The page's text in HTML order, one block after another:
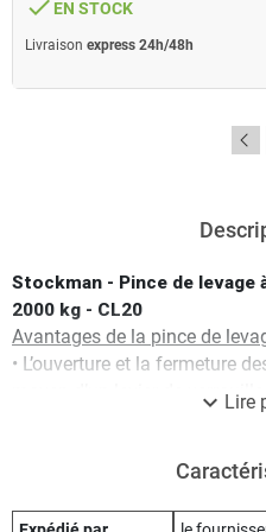
done EN STOCK
Livraison express 24h/48h
Stockman - Pince de
2000 kg - CL20
Avantages de la pince de
• L’ouverture et la fermeture
moyen d’un levier de
• Permet le levage et
expand_more Lire